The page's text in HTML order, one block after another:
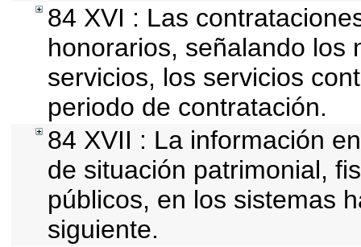
84 XVI : Las
honorarios, señalando los
servicios, los servicios
periodo de contratación.
84 XVII : La información
de situación patrimonial,
públicos, en los sistemas
siguiente.